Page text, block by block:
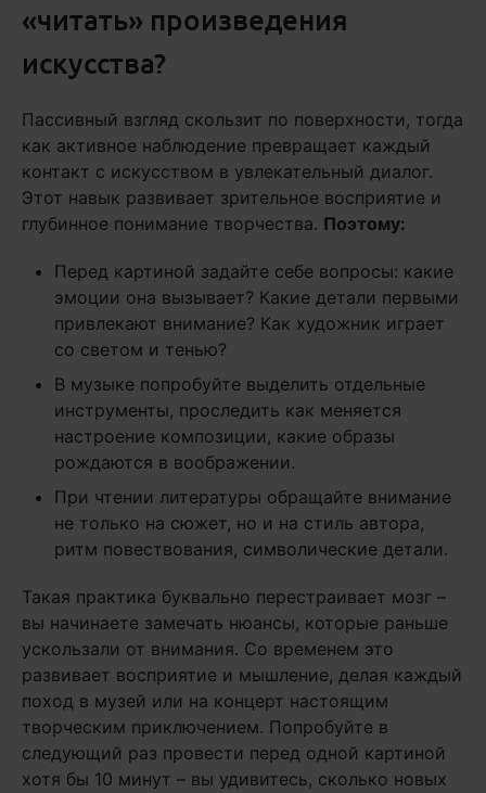
«читать» произведения
искусства?
Пассивный взгляд скользит по поверхности, тогда
как активное наблюдение превращает каждый
контакт с искусством в увлекательный диалог.
Этот навык развивает зрительное восприятие и
глубинное понимание творчества. Поэтому:
Перед картиной задайте себе вопросы: какие
эмоции она вызывает? Какие детали первыми
привлекают внимание? Как художник играет
со светом и тенью?
В музыке попробуйте выделить отдельные
инструменты, проследить как меняется
настроение композиции, какие образы
рождаются в воображении.
При чтении литературы обращайте внимание
не только на сюжет, но и на стиль автора,
ритм повествования, символические детали.
Такая практика буквально перестраивает мозг –
вы начинаете замечать нюансы, которые раньше
ускользали от внимания. Со временем это
развивает восприятие и мышление, делая каждый
поход в музей или на концерт настоящим
творческим приключением. Попробуйте в
следующий раз провести перед одной картиной
хотя бы 10 минут – вы удивитесь, сколько новых